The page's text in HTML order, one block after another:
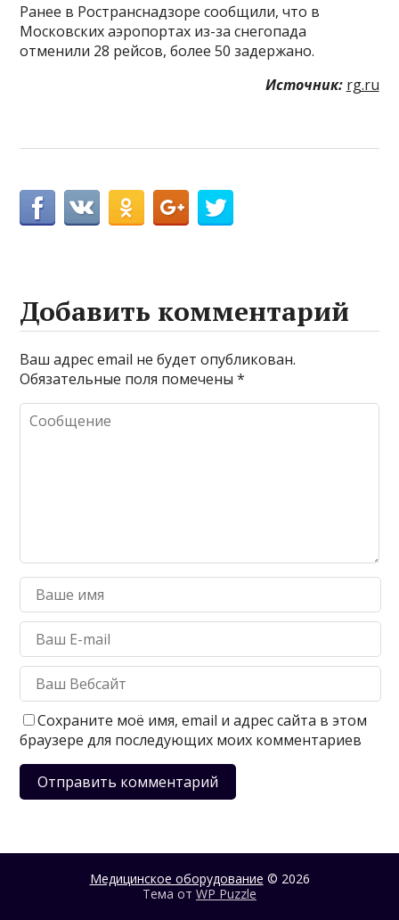
Ранее в Ространснадзоре сообщили, что в
Московских аэропортах из-за снегопада
отменили 28 рейсов, более 50 задержано.
Источник: rg.ru
Добавить комментарий
Ваш адрес email не будет опубликован.
Обязательные поля помечены*
Сохраните моё имя, email и адрес сайта в этом
браузере для последующих моих комментариев
Медицинское оборудование © 2026
Тема от WP Puzzle